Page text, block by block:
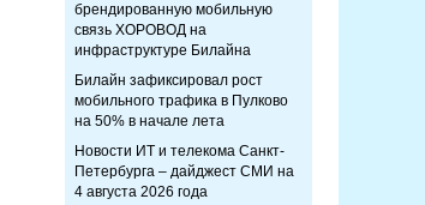
брендированную мобильную
связь ХОРОВОД на
инфраструктуре Билайна
Билайн зафиксировал рост
мобильного трафика в Пулково
на 50% в начале лета
Новости ИТ и телекома Санкт-
Петербурга – дайджест СМИ на
4 августа 2026 года